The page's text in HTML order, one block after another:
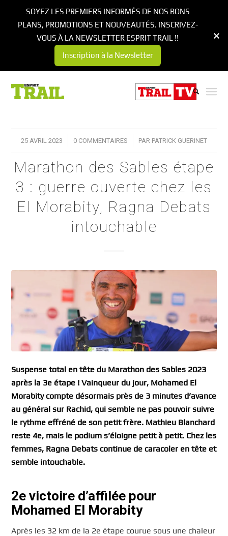
25 AVRIL 2023
/ 0 COMMENTAIRES
/ PAR PATRICK GUERINET
Marathon des Sables étape
3 : guerre ouverte chez les
El Morabity, Ragna Debats
intouchable
Suspense total en tête du Marathon des Sables 2023
après la 3e étape ! Vainqueur du jour, Mohamed El
Morabity compte désormais près de 3 minutes d’avance
au général sur Rachid, qui semble ne pas pouvoir suivre
le rythme effréné de son petit frère. Mathieu Blanchard
reste 4e, mais le podium s’éloigne petit à petit. Chez les
femmes, Ragna Debats continue de caracoler en tête et
semble intouchable.
2e victoire d’affilée pour
Mohamed El Morabity
Après les 32 km de la 2e étape courue sous une chaleur
SOYEZ LES PREMIERS INFORMÉS DE NOS BONS
PLANS, PROMOTIONS ET NOUVEAUTÉS. INSCRIVEZ-
VOUS À LA NEWSLETTER ESPRIT TRAIL !!
Inscription à la Newsletter